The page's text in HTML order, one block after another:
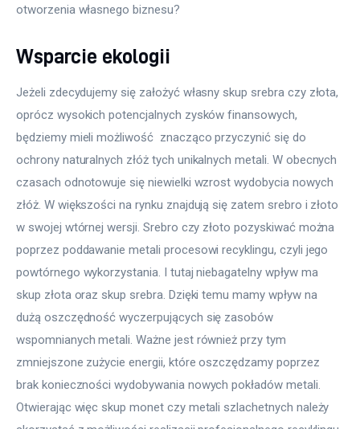
otworzenia własnego biznesu?
Wsparcie ekologii
Jeżeli zdecydujemy się założyć własny skup srebra czy złota,
oprócz wysokich potencjalnych zysków finansowych,
będziemy mieli możliwość  znacząco przyczynić się do
ochrony naturalnych złóż tych unikalnych metali. W obecnych
czasach odnotowuje się niewielki wzrost wydobycia nowych
złóż. W większości na rynku znajdują się zatem srebro i złoto
w swojej wtórnej wersji. Srebro czy złoto pozyskiwać można
poprzez poddawanie metali procesowi recyklingu, czyli jego
powtórnego wykorzystania. I tutaj niebagatelny wpływ ma
skup złota oraz skup srebra. Dzięki temu mamy wpływ na
dużą oszczędność wyczerpujących się zasobów
wspomnianych metali. Ważne jest również przy tym
zmniejszone zużycie energii, które oszczędzamy poprzez
brak konieczności wydobywania nowych pokładów metali.
Otwierając więc skup monet czy metali szlachetnych należy